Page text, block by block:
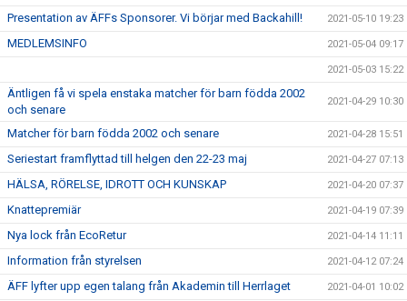
Presentation av ÄFFs Sponsorer. Vi börjar med Backahill! 2021-05-10 19:23
MEDLEMSINFO 2021-05-04 09:17
2021-05-03 15:22
Äntligen få vi spela enstaka matcher för barn födda 2002
och senare
2021-04-29 10:30
Matcher för barn födda 2002 och senare 2021-04-28 15:51
Seriestart framflyttad till helgen den 22-23 maj 2021-04-27 07:13
HÄLSA, RÖRELSE, IDROTT OCH KUNSKAP 2021-04-20 07:37
Knattepremiär 2021-04-19 07:39
Nya lock från EcoRetur 2021-04-14 11:11
Information från styrelsen 2021-04-12 07:24
ÄFF lyfter upp egen talang från Akademin till Herrlaget 2021-04-01 10:02